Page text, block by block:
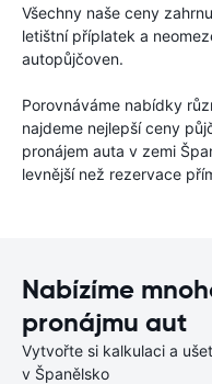
Všechny naše ceny
letištní příplatek a
autopůjčoven.
Porovnáváme nabídky
najdeme nejlepší ceny
pronájem auta v zemi
levnější než rezervace
Nabízíme
pronájmu aut
Vytvořte si kalkulaci a
v Španělsko